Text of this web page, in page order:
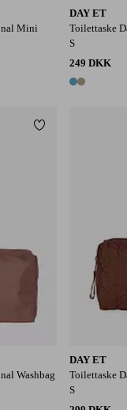
Mini
DAY ET
Toilettaske
S
249 DKK
2 farver
Washbag
Tilføj til
DAY ET
Toilettaske
S